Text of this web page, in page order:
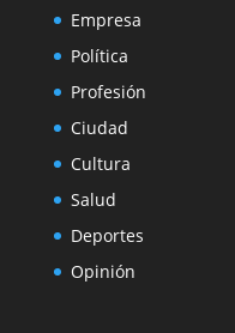
Empresa
Política
Profesión
Ciudad
Cultura
Salud
Deportes
Opinión